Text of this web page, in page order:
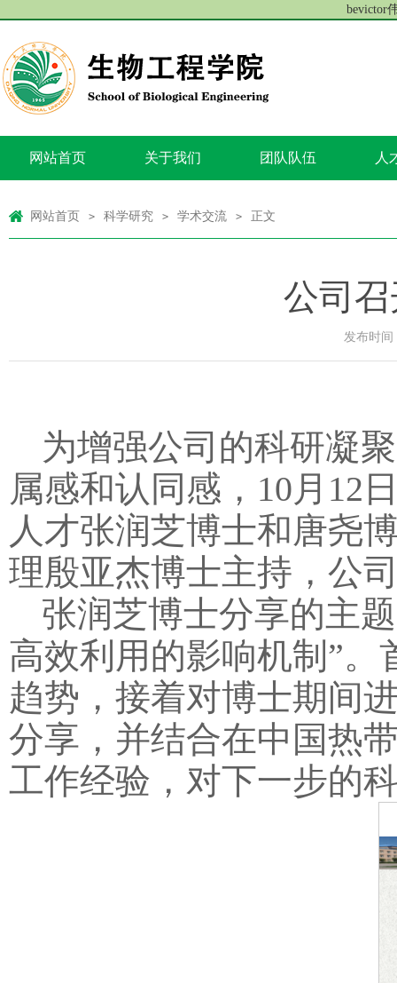
bevictor
网站首页 关于我们 团队队伍 人
网站首页 > 科学研究 > 学术交流 > 正文
公司
发布时间
为增强公司的科研凝
属感和认同感，10月12
人才张润芝博士和唐尧
理殷亚杰博士主持，公
张润芝博士分享的主
高效利用的影响机制”
趋势，接着对博士期间
分享，并结合在中国热
工作经验，对下一步的